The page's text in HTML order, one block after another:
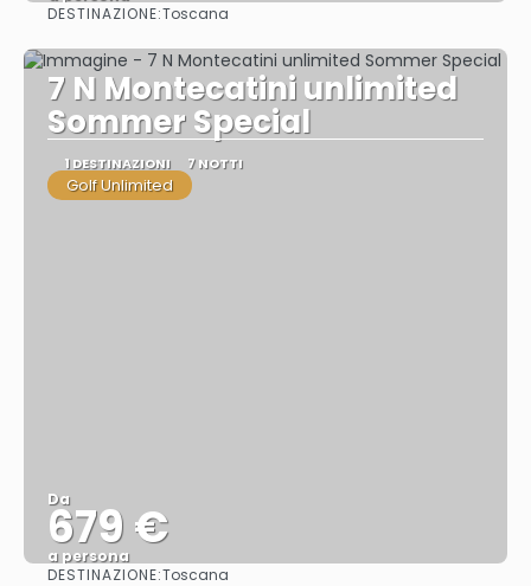
DESTINAZIONE:Toscana
7 N Montecatini unlimited
Sommer Special
1 DESTINAZIONI 7 NOTTI
Golf Unlimited
Da
679 €
a persona
DESTINAZIONE:Toscana